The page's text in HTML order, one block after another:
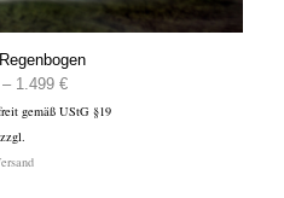
– 1.499 €Preisspanne:
199 €
gemäß UStG §19
zzgl.